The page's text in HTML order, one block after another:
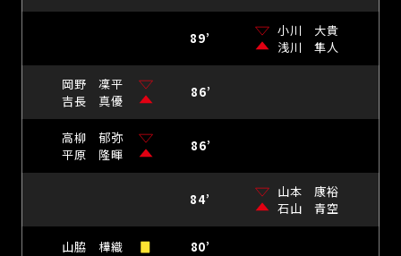
89’
小川 大貴
浅川 隼人
岡野 凜平
吉長 真優
86’
高柳 郁弥
平原 隆暉
86’
84’
山本 康裕
石山 青空
山脇 樺織 80’